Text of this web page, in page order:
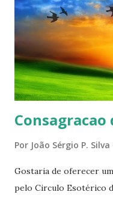
Por João Sérgio P. Silva
Gostaria de oferecer
pelo Circulo Esotérico